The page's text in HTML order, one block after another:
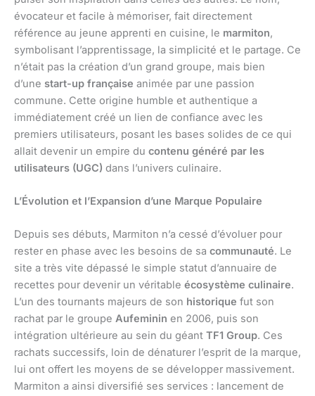
évocateur et facile à mémoriser, fait directement
référence au jeune apprenti en cuisine, le marmiton,
symbolisant l’apprentissage, la simplicité et le partage. Ce
n’était pas la création d’un grand groupe, mais bien
d’une start-up française animée par une passion
commune. Cette origine humble et authentique a
immédiatement créé un lien de confiance avec les
premiers utilisateurs, posant les bases solides de ce qui
allait devenir un empire du contenu généré par les
utilisateurs (UGC) dans l’univers culinaire.
L’Évolution et l’Expansion d’une Marque Populaire
Depuis ses débuts, Marmiton n’a cessé d’évoluer pour
rester en phase avec les besoins de sa communauté. Le
site a très vite dépassé le simple statut d’annuaire de
recettes pour devenir un véritable écosystème culinaire.
L’un des tournants majeurs de son historique fut son
rachat par le groupe Aufeminin en 2006, puis son
intégration ultérieure au sein du géant TF1 Group. Ces
rachats successifs, loin de dénaturer l’esprit de la marque,
lui ont offert les moyens de se développer massivement.
Marmiton a ainsi diversifié ses services : lancement de